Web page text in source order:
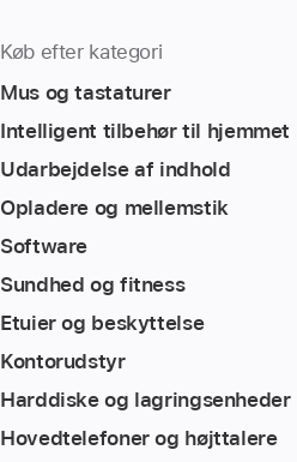
Køb efter kategori
Mus og tastaturer
Intelligent tilbehør til hjemmet
Udarbejdelse af indhold
Opladere og mellemstik
Software
Sundhed og fitness
Etuier og beskyttelse
Kontorudstyr
Harddiske og lagringsenheder
Hovedtelefoner og højttalere